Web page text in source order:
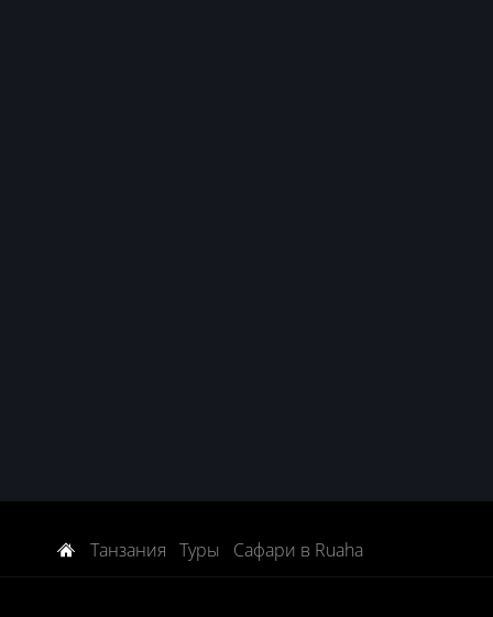
Танзания Туры Сафари в Ruaha